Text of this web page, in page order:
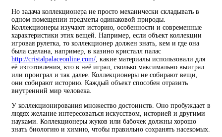
Но задача коллекционера не просто механически складывать в
одном помещении предметы одинаковой природы.
Коллекционеры изучают историю, особенности и современные
характеристики этих вещей. Например, если объект коллекции
игровая рулетка, то коллекционер должен знать, кем и где она
была сделана, например, в казино кристалл палас
http://cristalpalaceonline.com/, какие материалы использовали для
её изготовления, кто в неё играл, сколько максимально выиграл
или проиграл и так далее. Коллекционеры не собирают вещи,
они собирают историю. Каждый объект способен отразить
внутренний мир человека.
У коллекционирования множество достоинств. Оно пробуждает в
людях желание интересоваться искусством, историей и другими
науками. Коллекционеры жуков или бабочек должны хорошо
знать биологию и химию, чтобы правильно сохранять насекомых.